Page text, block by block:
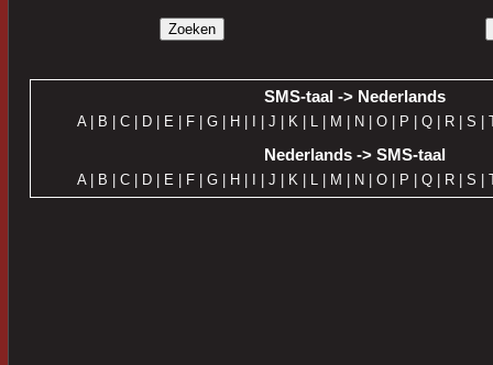
SMS-taal -> Nederlands
A | B |C | D | E | F |G | H | I |J | K | L | M | N |O | P |Q | R |S |
Nederlands -> SMS-taal
A | B |C | D | E | F |G | H | I |J | K | L | M | N |O | P |Q | R |S |